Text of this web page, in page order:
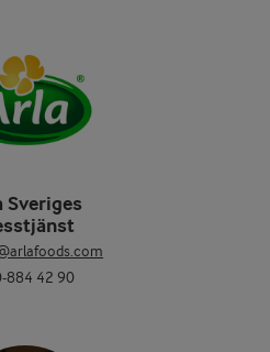
Sveriges
884 42 90